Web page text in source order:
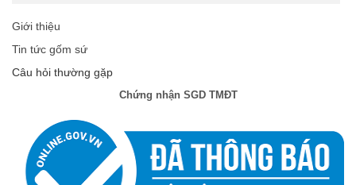
Giới thiệu
Tin tức gốm sứ
Câu hỏi thường gặp
Chứng nhận SGD TMĐT